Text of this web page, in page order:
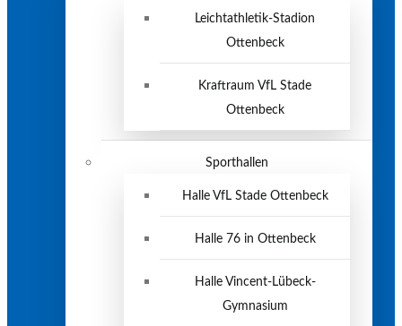
Leichtathletik-Stadion
Ottenbeck
Kraftraum VfL Stade
Ottenbeck
Sporthallen
Halle VfL Stade Ottenbeck
Halle 76 in Ottenbeck
Halle Vincent-Lübeck-
Gymnasium